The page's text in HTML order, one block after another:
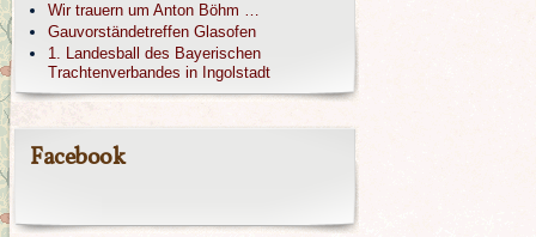
Wir trauern um Anton Böhm …
Gauvorständetreffen Glasofen
1. Landesball des Bayerischen
Trachtenverbandes in Ingolstadt
Facebook